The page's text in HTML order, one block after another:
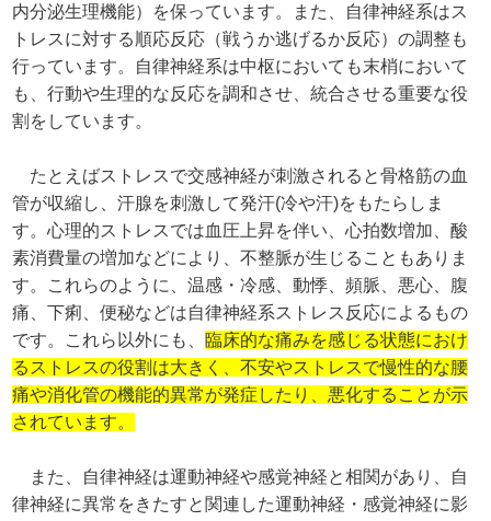
内分泌生理機能）を保っています。また、自律神経系はス
トレスに対する順応反応（戦うか逃げるか反応）の調整も
行っています。自律神経系は中枢においても末梢において
も、行動や生理的な反応を調和させ、統合させる重要な役
割をしています。
たとえばストレスで交感神経が刺激されると骨格筋の血
管が収縮し、汗腺を刺激して発汗(冷や汗)をもたらしま
す。心理的ストレスでは血圧上昇を伴い、心拍数増加、酸
素消費量の増加などにより、不整脈が生じることもありま
す。これらのように、温感・冷感、動悸、頻脈、悪心、腹
痛、下痢、便秘などは自律神経系ストレス反応によるもの
です。
これら以外にも、 臨床的な痛みを感じる状態におけ
るストレスの役割は大きく、不安やストレスで慢性的な腰
痛や消化管の機能的異常が発症したり、悪化することが示
されています。
また、自律神経は運動神経や感覚神経と相関があり、自
律神経に異常をきたすと関連した運動神経・感覚神経に影